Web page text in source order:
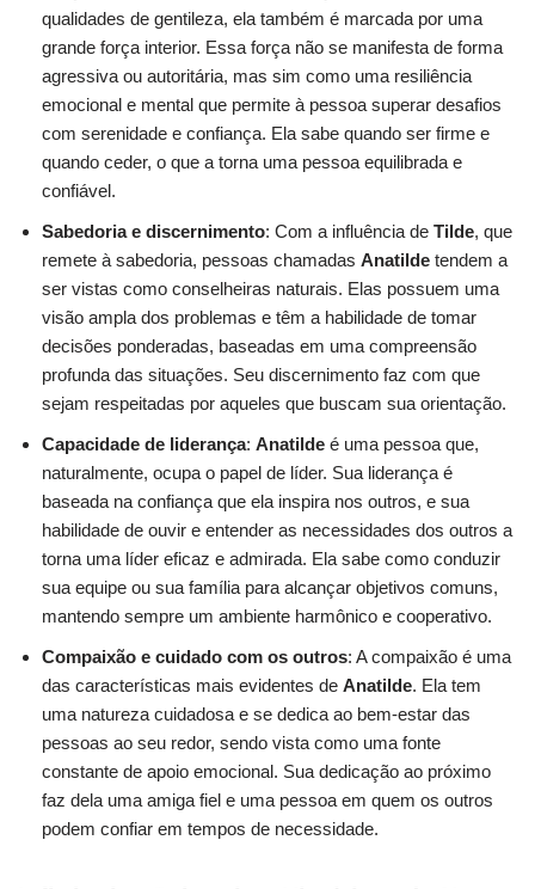
qualidades de gentileza, ela também é marcada por uma
grande força interior. Essa força não se manifesta de forma
agressiva ou autoritária, mas sim como uma resiliência
emocional e mental que permite à pessoa superar desafios
com serenidade e confiança. Ela sabe quando ser firme e
quando ceder, o que a torna uma pessoa equilibrada e
confiável.
Sabedoria e discernimento: Com a influência de Tilde, que
remete à sabedoria, pessoas chamadas Anatilde tendem a
ser vistas como conselheiras naturais. Elas possuem uma
visão ampla dos problemas e têm a habilidade de tomar
decisões ponderadas, baseadas em uma compreensão
profunda das situações. Seu discernimento faz com que
sejam respeitadas por aqueles que buscam sua orientação.
Capacidade de liderança: Anatilde é uma pessoa que,
naturalmente, ocupa o papel de líder. Sua liderança é
baseada na confiança que ela inspira nos outros, e sua
habilidade de ouvir e entender as necessidades dos outros a
torna uma líder eficaz e admirada. Ela sabe como conduzir
sua equipe ou sua família para alcançar objetivos comuns,
mantendo sempre um ambiente harmônico e cooperativo.
Compaixão e cuidado com os outros: A compaixão é uma
das características mais evidentes de Anatilde. Ela tem
uma natureza cuidadosa e se dedica ao bem-estar das
pessoas ao seu redor, sendo vista como uma fonte
constante de apoio emocional. Sua dedicação ao próximo
faz dela uma amiga fiel e uma pessoa em quem os outros
podem confiar em tempos de necessidade.